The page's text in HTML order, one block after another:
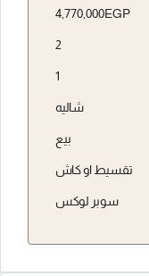
4,770,000EGP
2
1
شاليه
بيع
تقسيط او كاش
سوبر لوكس